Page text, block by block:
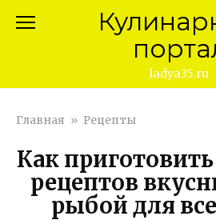
ladya35.ru
Главная » Рецепты
Как
рецептов
рыбой для